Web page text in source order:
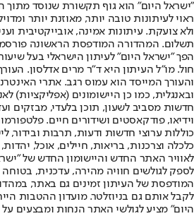
"ישראל היום" הוא גוף תקשורת שנוסד מתוך
ראוי לעיתונות טובה יותר, מאוזנת יותר
ולא צועקת. עיתונות אמינה, אובייקטיבית
הפך "ישראל היום" לעיתון הישראלי בעל
חול. מו"ל העיתון היא ד"ר מרים אדלסון.
והעורך המייסד הוא עמוס רגב. אתרי
חדשות מסביב לשעון, תוכן בלעדי, מבזקים
וידיאו, פודקאסטים ושידורים חיים.
כוללות ערוצי חדשות ודעות, תרבות ובידור,
לאוויר האתר החדש והיישומון החדש של
לספק לגולשים חוויה מהירה, עדכנית,
המודפסת של העיתון זמינים גם באתר,
לקבל אותם גם בניוזלטר. מועדון ההטבות
היום" מציע לגולשי האתר הנחות ומבצעים על